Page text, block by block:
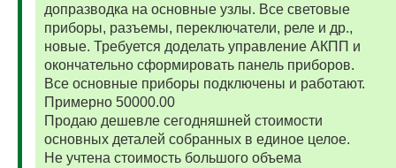
допразводка на основные узлы. Все световые
приборы, разъемы, переключатели, реле и др.,
новые. Требуется доделать управление АКПП и
окончательно сформировать панель приборов.
Все основные приборы подключены и работают.
Примерно 50000.00
Продаю дешевле сегодняшней стоимости
основных деталей собранных в единое целое.
Не учтена стоимость большого объема